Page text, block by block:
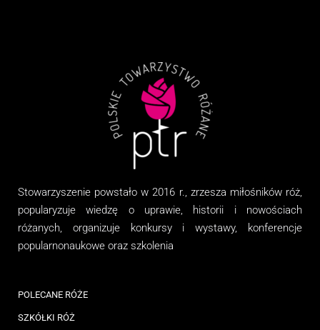
Stowarzyszenie powstało w 2016 r., zrzesza miłośników róż,
popularyzuje wiedzę o uprawie, historii i nowościach
różanych, organizujekonkursy i wystawy, konferencje
popularnonaukowe oraz szkolenia
POLECANE RÓŻE
SZKÓŁKI RÓŻ